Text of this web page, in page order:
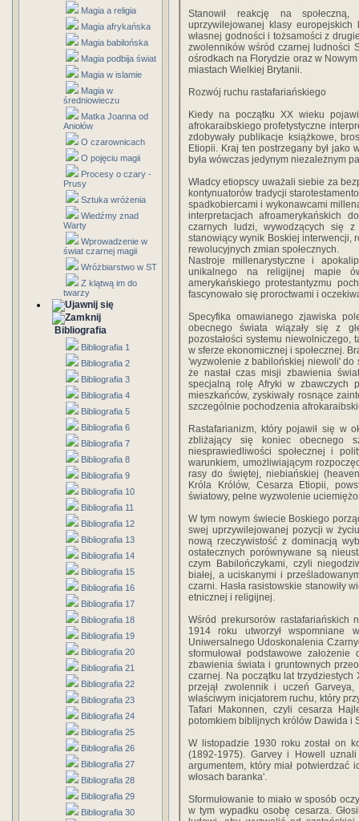
Magia a religia
Magia afrykańska
Magia babilońska
Magia podbija świat
Magia w islamie
Magia w
średniowieczu
Matka Joanna od
Aniołów
O czarownicach
O pojęciu magii
Procesy o czary -
Prusy
Sztuka wróżenia
Wiedźmy znad
Warty
Wprowadzenie w
świat czarnej magii
Wróżbiarstwo w ST
Z klątwą im do
twarzy
Bibliografia
Bibliografia 1
Bibliografia 2
Bibliografia 3
Bibliografia 4
Bibliografia 5
Bibliografia 6
Bibliografia 7
Bibliografia 8
Bibliografia 9
Bibliografia 10
Bibliografia 11
Bibliografia 12
Bibliografia 13
Bibliografia 14
Bibliografia 15
Bibliografia 16
Bibliografia 17
Bibliografia 18
Bibliografia 19
Bibliografia 20
Bibliografia 21
Bibliografia 22
Bibliografia 23
Bibliografia 24
Bibliografia 25
Bibliografia 26
Bibliografia 27
Bibliografia 28
Bibliografia 29
Bibliografia 30
Stanowił reakcję na
uprzywilejowanej klasy
własnej godności i tożsamości z
zwolenników wśród czarnej ludności
ośrodkach na Florydzie oraz w
miastach Wielkiej Brytanii.
Rozwój ruchu rastafariańskiego
Kiedy na początku XX wieku
afrokaraibskiego profetystyczne
zdobywały publikacje książkowe,
Etiopii. Kraj ten postrzegany był jako
była wówczas jedynym niezależnym
Władcy etiopscy uważali siebie za
kontynuatorów tradycji
spadkobiercami i wykonawcami
interpretacjach afroamerykańskich
czarnych ludzi, wywodzących się
stanowiący wynik Boskiej interwencji,
rewolucyjnych zmian społecznych.
Nastroje millenarystyczne i
unikalnego na religijnej mapie
amerykańskiego protestantyzmu
fascynowało się proroctwami i
Specyfika omawianego zjawiska
obecnego świata wiązały się z
pozostałości systemu
w sferze ekonomicznej i społecznej.
'wyzwolenie z babilońskiej niewoli' do
że nastał czas misji zbawienia
specjalną rolę Afryki w zbawczych
mieszkańców, zyskiwały rosnące
szczególnie pochodzenia
Rastafarianizm, który pojawił się w
zbliżający się koniec obecnego
niesprawiedliwości społecznej i
warunkiem, umożliwiającym
rasy do świętej, niebiańskiej
Króla Królów, Cesarza Etiopii,
światowy, pełne wyzwolenie
W tym nowym świecie Boskiego
swej uprzywilejowanej pozycji w
nową rzeczywistość z dominacją
ostatecznych porównywane są
czym Babilończykami, czyli
białej, a uciskanymi i
czarni. Hasła rasistowskie stanowiły
etnicznej i religijnej.
Wśród prekursorów rastafariańskich
1914 roku utworzył wspomniane
Uniwersalnego Udoskonalenia
sformułował podstawowe
zbawienia świata i gruntownych
czarnej. Na początku lat
przejął zwolennik i uczeń
właściwym inicjatorem ruchu, który
Tafari Makonnen, czyli cesarza
potomkiem biblijnych królów Dawida i
W listopadzie 1930 roku został on
(1892-1975). Garvey i Howell
argumentem, który miał potwierdzać
włosach baranka'.
Sformułowanie to miało w sposób
w tym wypadku osobę cesarza.